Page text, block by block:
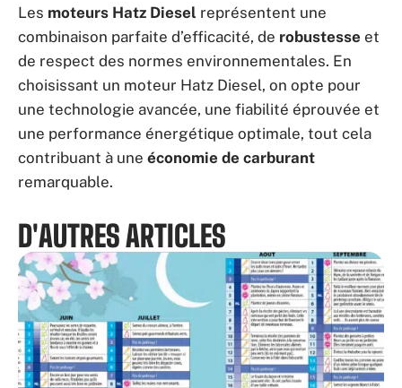
Les moteurs Hatz Diesel représentent une
combinaison parfaite d’efficacité, de robustesse et
de respect des normes environnementales. En
choisissant un moteur Hatz Diesel, on opte pour
une technologie avancée, une fiabilité éprouvée et
une performance énergétique optimale, tout cela
contribuant à une économie de carburant
remarquable.
D'AUTRES ARTICLES